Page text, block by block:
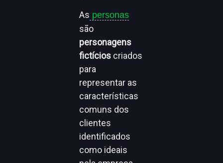
As personas
são
personagens
fictícios criados
para
representar as
características
comuns dos
clientes
identificados
como ideais